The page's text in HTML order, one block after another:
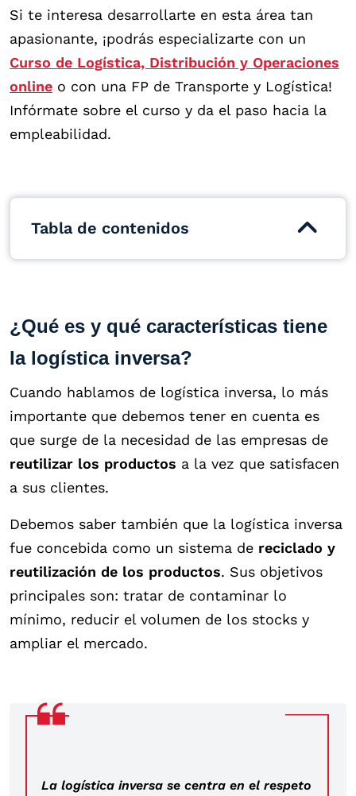
Si te interesa desarrollarte en esta área tan
apasionante, ¡podrás especializarte con un
Curso de Logística, Distribución y Operaciones
online o con una FP de Transporte y Logística!
Infórmate sobre el curso y da el paso hacia la
empleabilidad.
Tabla de contenidos
¿Qué es y qué características tiene
la logística inversa?
Cuando hablamos de logística inversa, lo más
importante que debemos tener en cuenta es
que surge de la necesidad de las empresas de
reutilizar los productos a la vez que satisfacen
a sus clientes.
Debemos saber también que la logística inversa
fue concebida como un sistema de reciclado y
reutilización de los productos. Sus objetivos
principales son: tratar de contaminar lo
mínimo, reducir el volumen de los stocks y
ampliar el mercado.
La logística inversa se centra en el respeto